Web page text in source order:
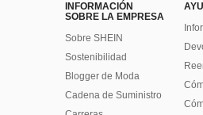
INFORMACIÓN
SOBRE LA EMPRESA
Sobre SHEIN
Sostenibilidad
Blogger de Moda
Cadena de Suministro